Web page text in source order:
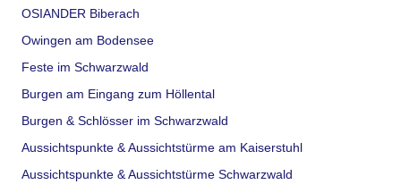
OSIANDER Biberach
Owingen am Bodensee
Feste im Schwarzwald
Burgen am Eingang zum Höllental
Burgen & Schlösser im Schwarzwald
Aussichtspunkte & Aussichtstürme am Kaiserstuhl
Aussichtspunkte & Aussichtstürme Schwarzwald